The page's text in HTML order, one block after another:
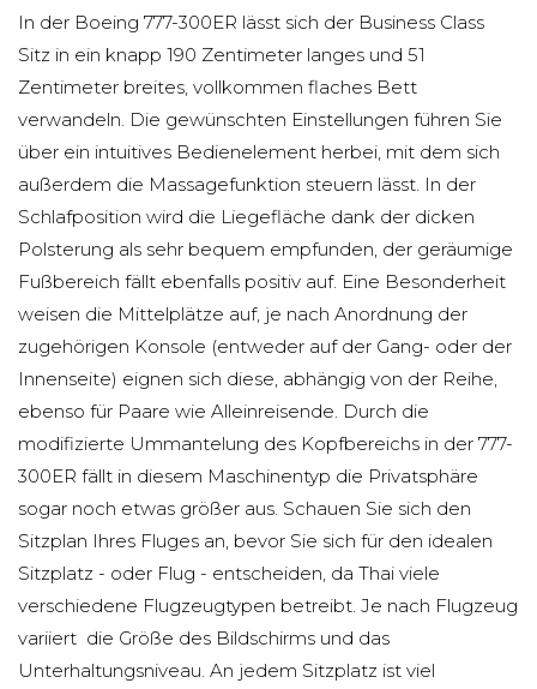
In der Boeing 777-300ER lässt sich der Business Class
Sitz in ein knapp 190 Zentimeter langes und 51
Zentimeter breites, vollkommen flaches Bett
verwandeln. Die gewünschten Einstellungen führen Sie
über ein intuitives Bedienelement herbei, mit dem sich
außerdem die Massagefunktion steuern lässt. In der
Schlafposition wird die Liegefläche dank der dicken
Polsterung als sehr bequem empfunden, der geräumige
Fußbereich fällt ebenfalls positiv auf. Eine Besonderheit
weisen die Mittelplätze auf, je nach Anordnung der
zugehörigen Konsole (entweder auf der Gang- oder der
Innenseite) eignen sich diese, abhängig von der Reihe,
ebenso für Paare wie Alleinreisende. Durch die
modifizierte Ummantelung des Kopfbereichs in der 777-
300ER fällt in diesem Maschinentyp die Privatsphäre
sogar noch etwas größer aus. Schauen Sie sich den
Sitzplan Ihres Fluges an, bevor Sie sich für den idealen
Sitzplatz - oder Flug - entscheiden, da Thai viele
verschiedene Flugzeugtypen betreibt. Je nach Flugzeug
variiert die Größe des Bildschirms und das
Unterhaltungsniveau. An jedem Sitzplatz ist viel